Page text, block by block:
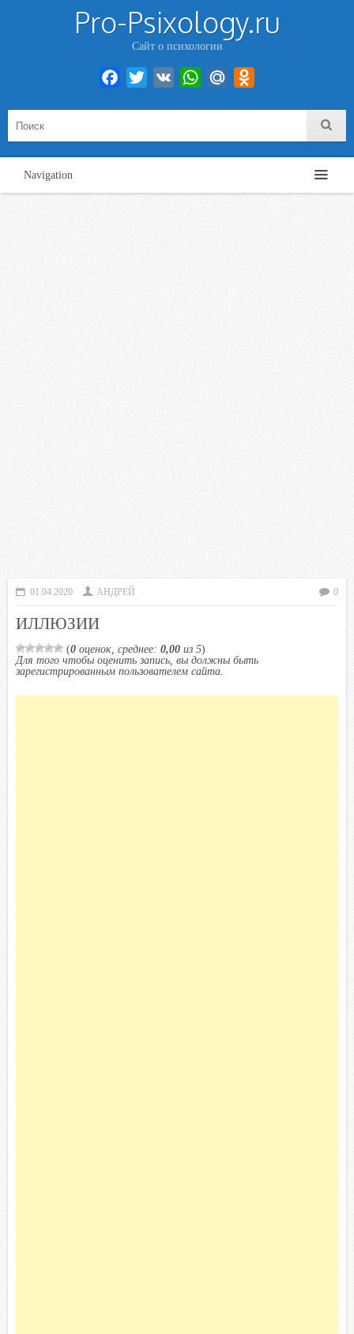
Pro-Psixology.ru
Сайт о психологии
Facebook
Twitter VK WhatsAppMail.Ru
Navigation
01.04.2020 АНДРЕЙ 0
ИЛЛЮЗИИ
(0 оценок, среднее: 0,00 из 5)
Для того чтобы оценить запись, вы должны быть
зарегистрированным пользователем сайта.